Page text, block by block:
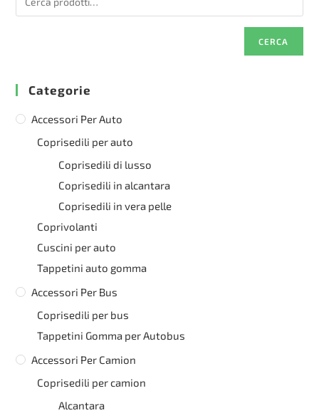
CERCA
Categorie
Accessori Per Auto
Coprisedili per auto
Coprisedili di lusso
Coprisedili in alcantara
Coprisedili in vera pelle
Coprivolanti
Cuscini per auto
Tappetini auto gomma
Accessori Per Bus
Coprisedili per bus
Tappetini Gomma per Autobus
Accessori Per Camion
Coprisedili per camion
Alcantara